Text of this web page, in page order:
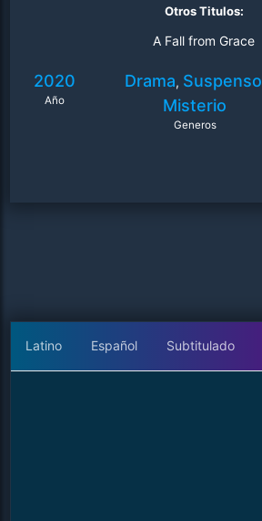
Otros Titulos:
A Fall from Grace
2020
Año
Drama, Suspenso
Misterio
Generos
Latino Español Subtitulado